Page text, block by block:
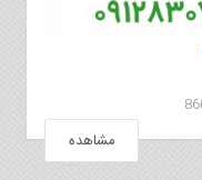
مشاهده